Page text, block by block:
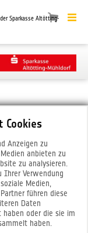
Cookies
Anzeigen zu
anbieten zu
zu analysieren.
Verwendung
Medien,
führen diese
Daten
oder die sie im
haben.
Sparkasse Altötting-